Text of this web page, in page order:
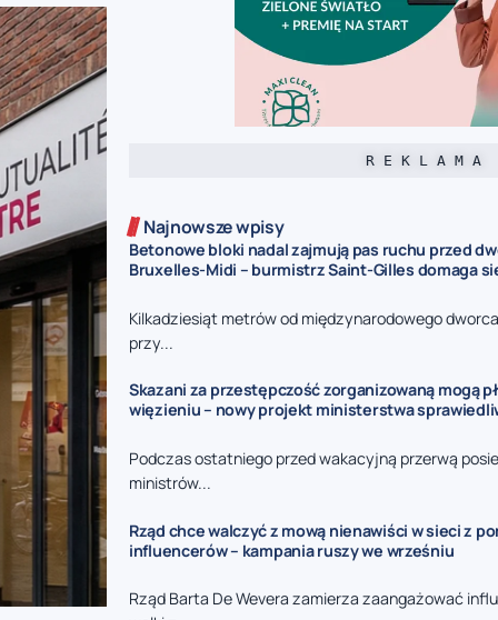
R E K L A M A
Najnowsze wpisy
Betonowe bloki nadal zajmują pas ruchu przed
Bruxelles-Midi – burmistrz Saint-Gilles domaga
Kilkadziesiąt metrów od międzynarodowego
przy...
Skazani za przestępczość zorganizowaną mogą
więzieniu – nowy projekt ministerstwa
Podczas ostatniego przed wakacyjną przerwą
ministrów...
Rząd chce walczyć z mową nienawiści w sieci z
influencerów – kampania ruszy we wrześniu
Rząd Barta De Wevera zamierza zaangażować